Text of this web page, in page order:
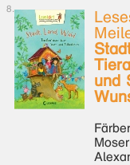
und